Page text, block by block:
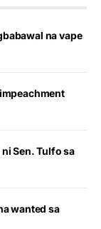
na vape
Sen. Tulfo sa
wanted sa